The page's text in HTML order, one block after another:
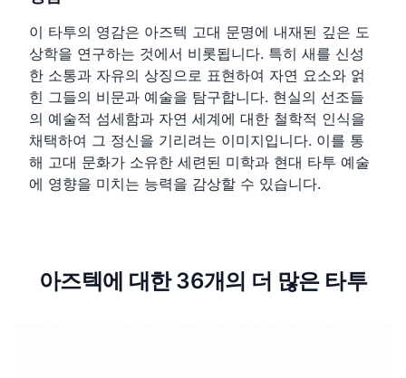
이 타투의 영감은 아즈텍 고대 문명에 내재된 깊은 도
상학을 연구하는 것에서 비롯됩니다. 특히 새를 신성
한 소통과 자유의 상징으로 표현하여 자연 요소와 얽
힌 그들의 비문과 예술을 탐구합니다. 현실의 선조들
의 예술적 섬세함과 자연 세계에 대한 철학적 인식을
채택하여 그 정신을 기리려는 이미지입니다. 이를 통
해 고대 문화가 소유한 세련된 미학과 현대 타투 예술
에 영향을 미치는 능력을 감상할 수 있습니다.
아즈텍에 대한 36개의 더 많은 타투